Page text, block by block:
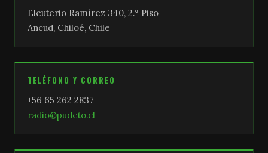
Eleuterio Ramírez 340, 2.° Piso
Ancud, Chiloé, Chile
TELÉFONO Y CORREO
+56 65 262 2837
radio@pudeto.cl